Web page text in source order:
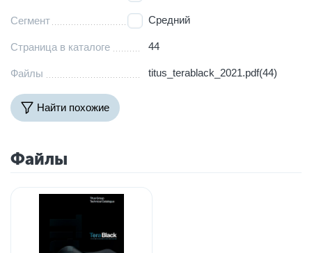
Сегмент Средний
Страница в каталоге 44
Файлы titus_terablack_2021.pdf(44)
Найти похожие
Файлы